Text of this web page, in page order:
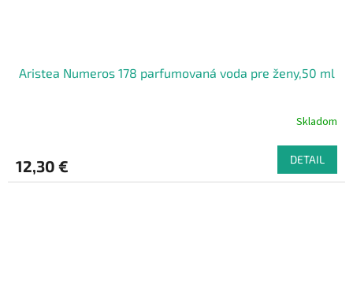
Aristea Numeros 178 parfumovaná voda pre ženy,50 ml
Skladom
12,30 € DETAIL